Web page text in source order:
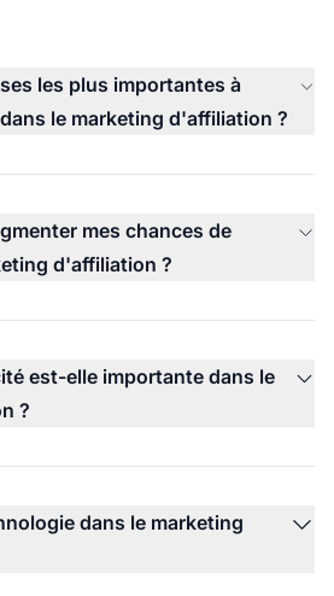
les plus importantes à
le marketing d'affiliation ?
mes chances de
d'affiliation ?
est-elle importante dans le
?
dans le marketing